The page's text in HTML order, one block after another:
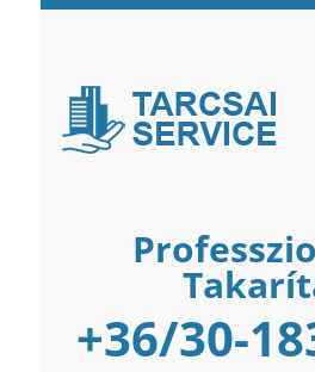
+36/30-